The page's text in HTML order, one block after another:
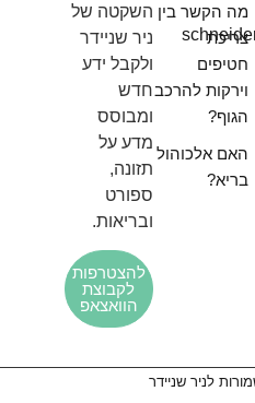
מה הקשר בין
צריכת
חטיפים
וירקות להרכב
הגוף?
האם אלכוהול
בריא?
השקטה של
ניר שניידר
ולקבל ידע
חדש
ומבוסס
מדע על
תזונה,
ספורט
ובריאות.
להצטרפות
לקבוצת
הוואצאפ
לניר שניידר